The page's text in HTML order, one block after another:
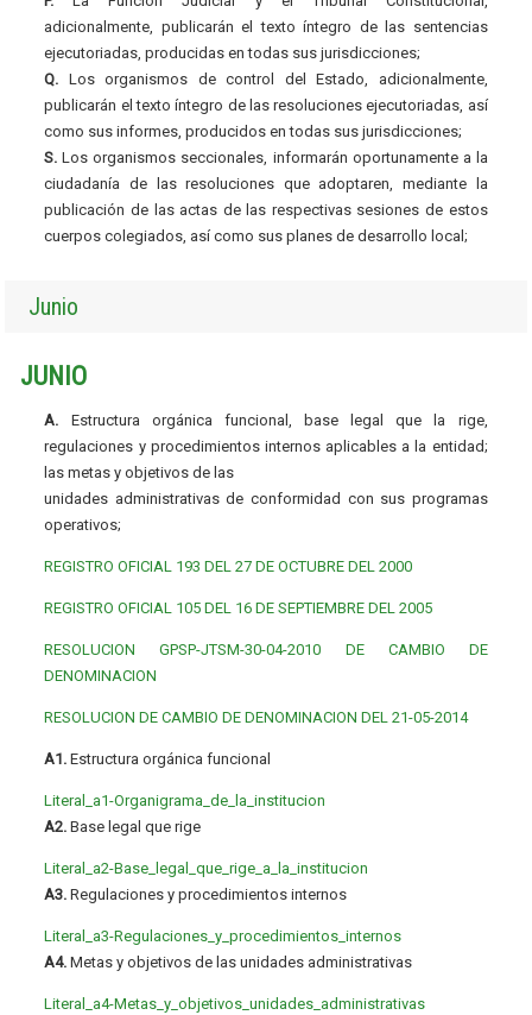
adicionalmente, publicarán el texto íntegro de las sentencias
ejecutoriadas, producidas en todas sus jurisdicciones;
Q. Los organismos de control del Estado, adicionalmente,
publicarán el texto íntegro de las resoluciones ejecutoriadas, así
como sus informes, producidos en todas sus jurisdicciones;
S. Los organismos seccionales, informarán oportunamente a la
ciudadanía de las resoluciones que adoptaren, mediante la
publicación de las actas de las respectivas sesiones de estos
cuerpos colegiados, así como sus planes de desarrollo local;
Junio
JUNIO
A. Estructura orgánica funcional, base legal que la rige,
regulaciones y procedimientos internos aplicables a la entidad;
las metas y objetivos de las
unidades administrativas de conformidad con sus programas
operativos;
REGISTRO OFICIAL 193 DEL 27 DE OCTUBRE DEL 2000
REGISTRO OFICIAL 105 DEL 16 DE SEPTIEMBRE DEL 2005
RESOLUCION GPSP-JTSM-30-04-2010 DE CAMBIO DE
DENOMINACION
RESOLUCION DE CAMBIO DE DENOMINACION DEL 21-05-2014
A1. Estructura orgánica funcional
Literal_a1-Organigrama_de_la_institucion
A2. Base legal que rige
Literal_a2-Base_legal_que_rige_a_la_institucion
A3. Regulaciones y procedimientos internos
Literal_a3-Regulaciones_y_procedimientos_internos
A4. Metas y objetivos de las unidades administrativas
Literal_a4-Metas_y_objetivos_unidades_administrativas